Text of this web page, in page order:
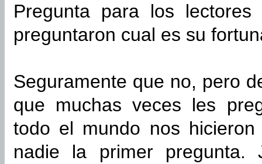
Pregunta para los
preguntaron cual es su
Seguramente que no, pero
que muchas veces les
todo el mundo nos
nadie la primer pregunta.